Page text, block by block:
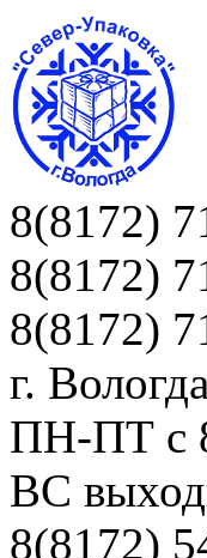
8(8172)
8(8172)
8(8172)
г.
ПН-ПТ c
ВС
8(8172)